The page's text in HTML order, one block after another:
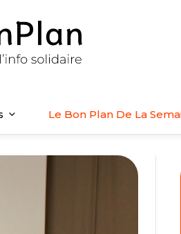
Le Bon Plan De La